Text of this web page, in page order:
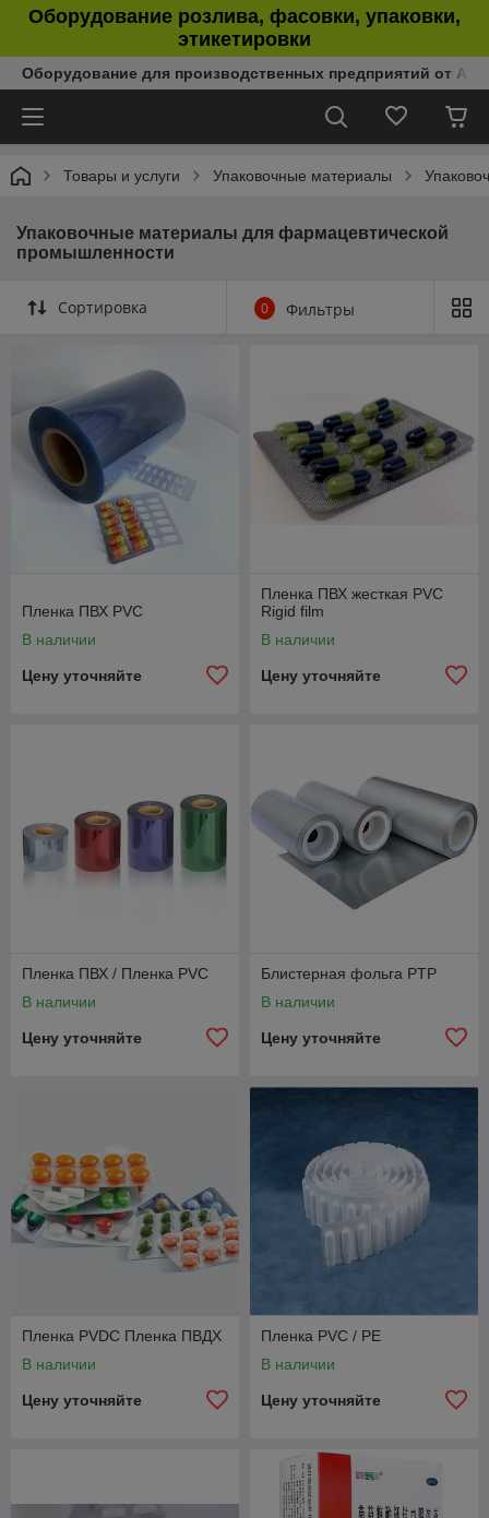
Оборудование розлива, фасовки, упаковки,
этикетировки
Оборудование для производственных предприятий от
Товары и услуги Упаковочные материалы
Упаковочные материалы для фармацевтической
промышленности
Сортировка 0 Фильтры
Пленка ПВХ PVC
В наличии
Цену уточняйте
Пленка ПВХ жесткая PVC
Rigid film
В наличии
Цену уточняйте
Пленка ПВХ / Пленка PVC
В наличии
Цену уточняйте
Блистерная фольга PTP
В наличии
Цену уточняйте
Пленка PVDC Пленка ПВДХ
В наличии
Цену уточняйте
Пленка PVC / PE
В наличии
Цену уточняйте